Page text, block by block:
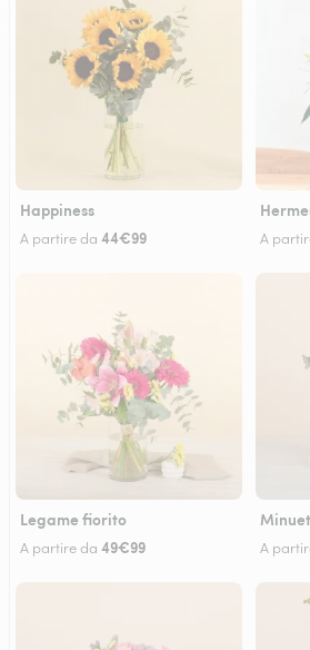
Happiness
A partire da 44€99 A
Legame fiorito
A partire da 49€99 A